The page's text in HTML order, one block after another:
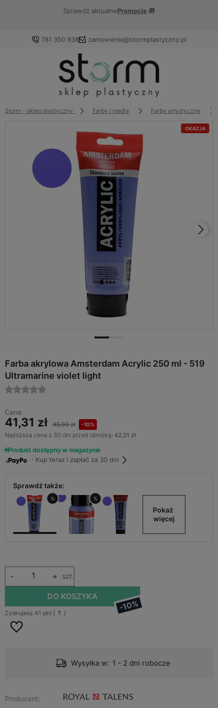
Sprawdź aktualnePromocje 🎁
781 350 938 zamowienia@stormplastyczny.pl
Zaloguj się
Wybierz coś dla siebie z naszej aktualnej oferty lub
zaloguj się, aby przywrócić dodane produkty do listy z
poprzedniej sesji.
Storm - sklep plastyczny Farby i media Farby artystyczne
OKAZJA
Farba akrylowa Amsterdam Acrylic 250 ml - 519
Ultramarine violet light
Cena:
41,31 zł 45,90 zł -10%
Najniższa cena z 30 dni przed obniżką: 42,21 zł
Produkt dostępny w magazynie
・Kup teraz i zapłać za 30 dni
Sprawdź także:
% %
Pokaż
więcej
+
- szt.
DO KOSZYKA
-10%
Zyskujesz 41 pkt [ ? ]
Wysyłka w: 1 - 2 dni robocze
Producent: